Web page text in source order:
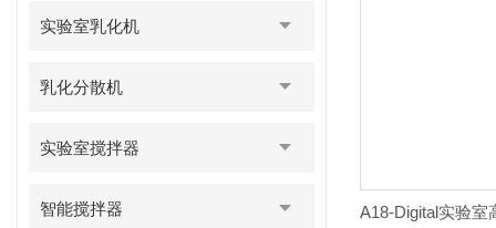
实验室乳化机
乳化分散机
实验室搅拌器
智能搅拌器